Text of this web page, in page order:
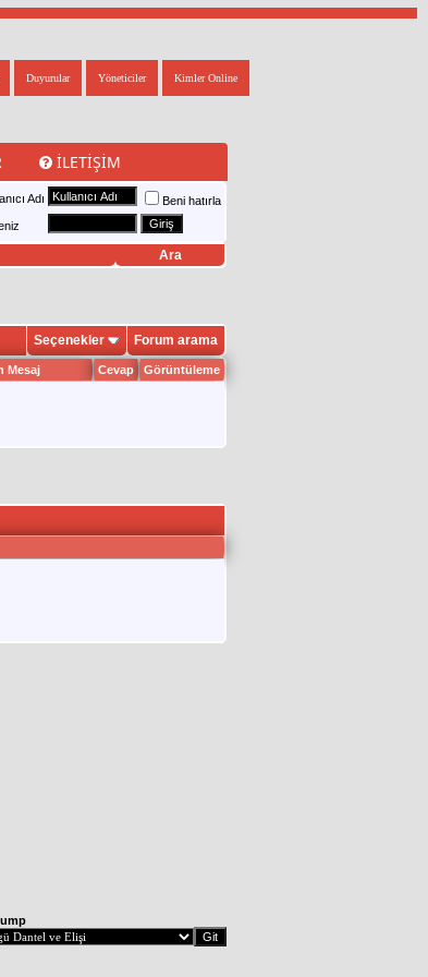
Kimler Online
Yöneticiler
Duyurular
İLETIŞIM
Adı
Beni hatırla
Ara
Seçenekler Forum arama
Mesaj Cevap Görüntüleme